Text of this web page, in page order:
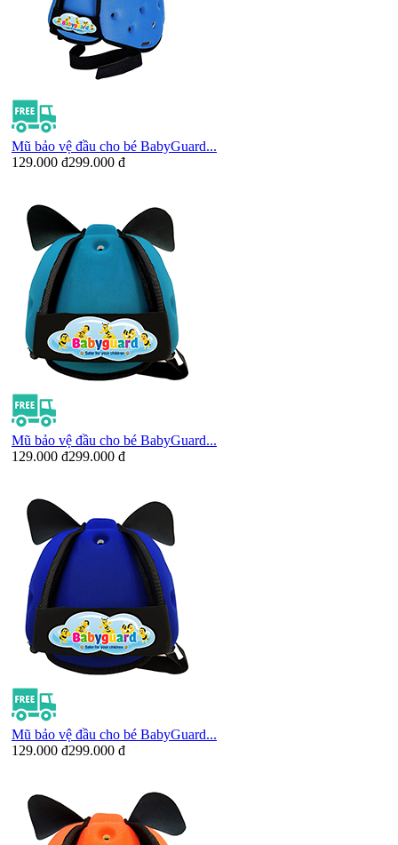
Mũ bảo vệ đầu cho bé BabyGuard...
129.000 đ299.000 đ
Mũ bảo vệ đầu cho bé BabyGuard...
129.000 đ299.000 đ
Mũ bảo vệ đầu cho bé BabyGuard...
129.000 đ299.000 đ